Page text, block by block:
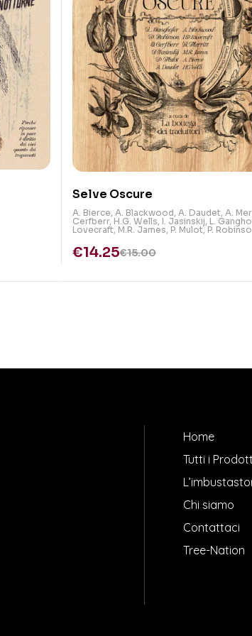
Selve Oscure
A. Bierce, A. Blackwood, A. Daudet, A.
Cerfberr, H.G. Wells, I. Jasinskij, L.
Lovecraft, M.R. James, P. Mulot, P.
€15.00
€14.25
Home
Tutti i
Chi siamo
Contattaci
Tree-Nation